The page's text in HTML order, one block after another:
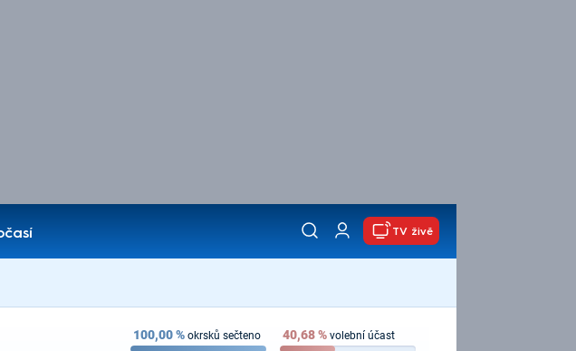
TV živě
100,00% okrsků sečteno 40,68% volební účast